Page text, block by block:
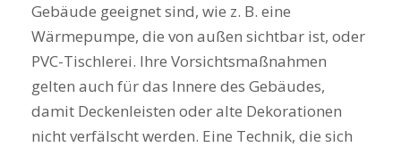
Gebäude geeignet sind, wie z. B. eine
Wärmepumpe, die von außen sichtbar ist, oder
PVC-Tischlerei. Ihre Vorsichtsmaßnahmen
gelten auch für das Innere des Gebäudes,
damit Deckenleisten oder alte Dekorationen
nicht verfälscht werden. Eine Technik, die sich